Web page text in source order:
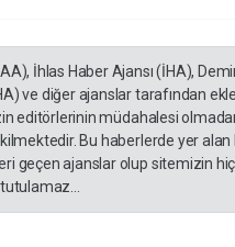
İhlas Haber Ajansı (İHA),
ve diğer ajanslar tarafından
editörlerinin müdahalesi
Bu haberlerde yer alan
geçen ajanslar olup sitemizin